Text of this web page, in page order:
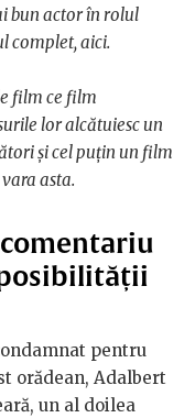
bun actor în rolul
complet, aici.
film ce film
lor alcătuiesc un
și cel puțin un film
asta.
pentru
orădean, Adalbert
un al doilea